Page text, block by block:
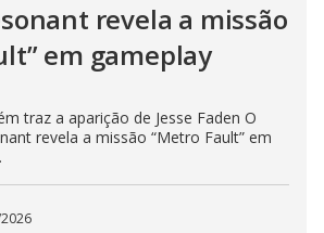
revela a missão
em gameplay
traz a aparição de Jesse Faden O
revela a missão “Metro Fault” em